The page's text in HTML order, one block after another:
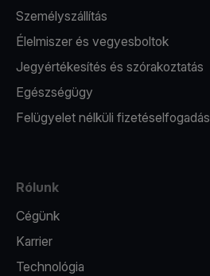
Személyszállítás
Élelmiszer és vegyesboltok
Jegyértékesítés és szórakoztatás
Egészségügy
Felügyelet nélküli fizetéselfogadás
Rólunk
Cégünk
Karrier
Technológia